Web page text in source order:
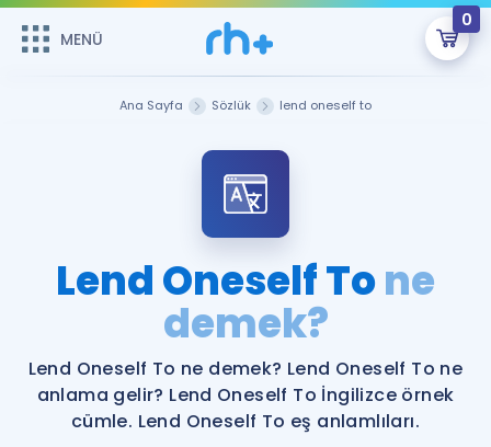
MENÜ
0
Şifremi Hatırlamıyorum
Sepetin Şu An Boş.
Remzi Hoca ile seni sınava hazırlayacak onlarca eğitim seni
bekliyor!
MENÜ
Katılımcı Görüşleri
Faydalı Araçlar
Ücretsiz Kaynaklar
İngilizce Gramer
Ana Sayfa Sözlük lend oneself to
Lend Oneself Tone
demek?
Lend Oneself To ne demek? Lend Oneself To ne
anlama gelir? Lend Oneself To İngilizce örnek
cümle. Lend Oneself To eş anlamlıları.